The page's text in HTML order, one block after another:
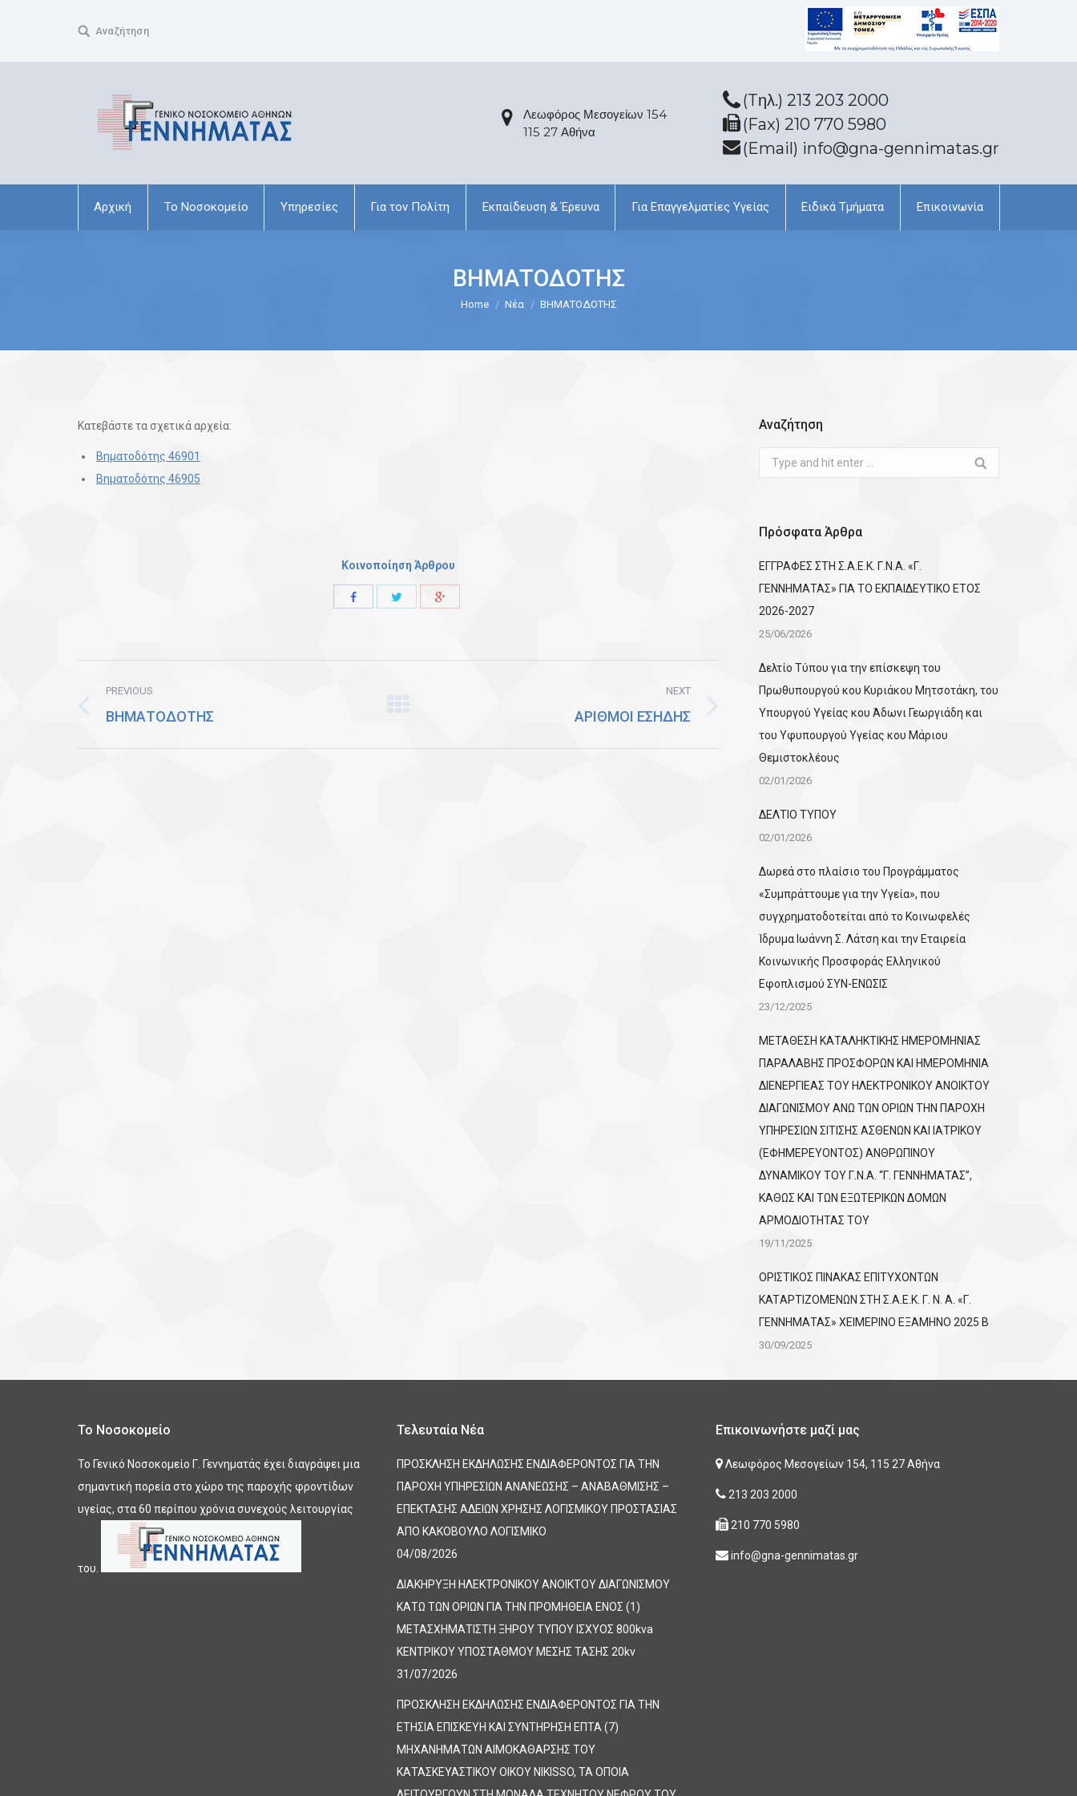
Search:Αναζήτηση
Λεωφόρος Μεσογείων 154
115 27 Αθήνα
(Tηλ.) 213 203 2000
(Fax) 210 770 5980
(Email) info@gna-gennimatas.gr
Αρχική Το Νοσοκομείο Υπηρεσίες Για τον Πολίτη Εκπαίδευση & Έρευνα Για Επαγγελματίες Υγείας Ειδικά Τμήματα Επικοινωνία
ΒΗΜΑΤΟΔΟΤΗΣ
Home Νέα ΒΗΜΑΤΟΔΟΤΗΣ
Κατεβάστε τα σχετικά αρχεία:
Βηματοδότης 46901
Βηματοδότης 46905
Κοινοποίηση Άρθρου
Share
navigation
PREVIOUS
Previous
ΒΗΜΑΤΟΔΟΤΗΣ
NEXT
ΑΡΙΘΜΟΙ ΕΣΗΔΗΣ
Αναζήτηση
Search:
Πρόσφατα Άρθρα
ΕΓΓΡΑΦΕΣ ΣΤΗ Σ.Α.Ε.Κ. Γ.Ν.Α. «Γ.
ΓΕΝΝΗΜΑΤΑΣ» ΓΙΑ ΤΟ ΕΚΠΑΙΔΕΥΤΙΚΟ ΕΤΟΣ
2026-2027
25/06/2026
Δελτίο Τύπου για την επίσκεψη του
Πρωθυπουργού κου Κυριάκου Μητσοτάκη, του
Υπουργού Υγείας κου Άδωνι Γεωργιάδη και
του Υφυπουργού Υγείας κου Μάριου
Θεμιστοκλέους
02/01/2026
ΔΕΛΤΙΟ ΤΥΠΟΥ
02/01/2026
Δωρεά στο πλαίσιο του Προγράμματος
«Συμπράττουμε για την Υγεία», που
συγχρηματοδοτείται από το Κοινωφελές
Ίδρυμα Ιωάννη Σ. Λάτση και την Εταιρεία
Κοινωνικής Προσφοράς Ελληνικού
Εφοπλισμού ΣΥΝ-ΕΝΩΣΙΣ
23/12/2025
ΜΕΤΑΘΕΣΗ ΚΑΤΑΛΗΚΤΙΚΗΣ ΗΜΕΡΟΜΗΝΙΑΣ
ΠΑΡΑΛΑΒΗΣ ΠΡΟΣΦΟΡΩΝ ΚΑΙ ΗΜΕΡΟΜΗΝΙΑ
ΔΙΕΝΕΡΓΙΕΑΣ ΤΟΥ ΗΛΕΚΤΡΟΝΙΚΟΥ ΑΝΟΙΚΤΟΥ
ΔΙΑΓΩΝΙΣΜΟΥ ΑΝΩ ΤΩΝ ΟΡΙΩΝ ΤΗΝ ΠΑΡΟΧΗ
ΥΠΗΡΕΣΙΩΝ ΣΙΤΙΣΗΣ ΑΣΘΕΝΩΝ ΚΑΙ ΙΑΤΡΙΚΟΥ
(ΕΦΗΜΕΡΕΥΟΝΤΟΣ) ΑΝΘΡΩΠΙΝΟΥ
ΔΥΝΑΜΙΚΟΥ ΤΟΥ Γ.Ν.Α. “Γ. ΓΕΝΝΗΜΑΤΑΣ”,
ΚΑΘΩΣ ΚΑΙ ΤΩΝ ΕΞΩΤΕΡΙΚΩΝ ΔΟΜΩΝ
ΑΡΜΟΔΙΟΤΗΤΑΣ ΤΟΥ
19/11/2025
ΟΡΙΣΤΙΚΟΣ ΠΙΝΑΚΑΣ ΕΠΙΤΥΧΟΝΤΩΝ
KATΑΡΤΙΖΟΜΕΝΩΝ ΣΤΗ Σ.Α.Ε.Κ. Γ. Ν. Α. «Γ.
ΓΕΝΝΗΜΑΤΑΣ» ΧΕΙΜΕΡΙΝΟ ΕΞΑΜΗΝΟ 2025 Β
30/09/2025
Το Νοσοκομείο
Το Γενικό Νοσοκομείο Γ. Γεννηματάς έχει διαγράψει μια
σημαντική πορεία στο χώρο της παροχής φροντίδων
υγείας, στα 60 περίπου χρόνια συνεχούς λειτουργίας
του.
Τελευταία Νέα
ΠΡΟΣΚΛΗΣΗ ΕΚΔΗΛΩΣΗΣ ΕΝΔΙΑΦΕΡΟΝΤΟΣ ΓΙΑ ΤΗΝ
ΠΑΡΟΧΗ ΥΠΗΡΕΣΙΩΝ ΑΝΑΝΕΩΣΗΣ – ΑΝΑΒΑΘΜΙΣΗΣ –
ΕΠΕΚΤΑΣΗΣ ΑΔΕΙΩΝ ΧΡΗΣΗΣ ΛΟΓΙΣΜΙΚΟΥ ΠΡΟΣΤΑΣΙΑΣ
ΑΠΟ ΚΑΚΟΒΟΥΛΟ ΛΟΓΙΣΜΙΚΟ
04/08/2026
ΔΙΑΚΗΡΥΞΗ ΗΛΕΚΤΡΟΝΙΚΟΥ ΑΝΟΙΚΤΟΥ ΔΙΑΓΩΝΙΣΜΟΥ
ΚΑΤΩ ΤΩΝ ΟΡΙΩΝ ΓΙΑ ΤΗΝ ΠΡΟΜΗΘΕΙΑ ΕΝΟΣ (1)
ΜΕΤΑΣΧΗΜΑΤΙΣΤΗ ΞΗΡΟΥ ΤΥΠΟΥ ΙΣΧΥΟΣ 800kva
ΚΕΝΤΡΙΚΟΥ ΥΠΟΣΤΑΘΜΟΥ ΜΕΣΗΣ ΤΑΣΗΣ 20kv
31/07/2026
ΠΡΟΣΚΛΗΣΗ ΕΚΔΗΛΩΣΗΣ ΕΝΔΙΑΦΕΡΟΝΤΟΣ ΓΙΑ ΤΗΝ
ΕΤΗΣΙΑ ΕΠΙΣΚΕΥΗ ΚΑΙ ΣΥΝΤΗΡΗΣΗ ΕΠΤΑ (7)
ΜΗΧΑΝΗΜΑΤΩΝ ΑΙΜΟΚΑΘΑΡΣΗΣ ΤΟΥ
ΚΑΤΑΣΚΕΥΑΣΤΙΚΟΥ ΟΙΚΟΥ NIKISSO, ΤΑ ΟΠΟΙΑ
Επικοινωνήστε μαζί μας
Λεωφόρος Μεσογείων 154, 115 27 Αθήνα
213 203 2000
210 770 5980
info@gna-gennimatas.gr